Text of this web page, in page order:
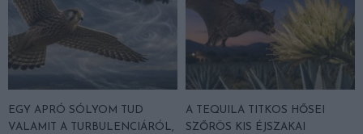
EGY APRÓ SÓLYOM TUD
VALAMIT A TURBULENCIÁRÓL,
A TEQUILA TITKOS HŐSEI
SZŐRÖS KIS ÉJSZAKAI